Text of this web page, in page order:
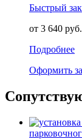
Быстрый
от 3 640 руб.
Подробнее
Оформить